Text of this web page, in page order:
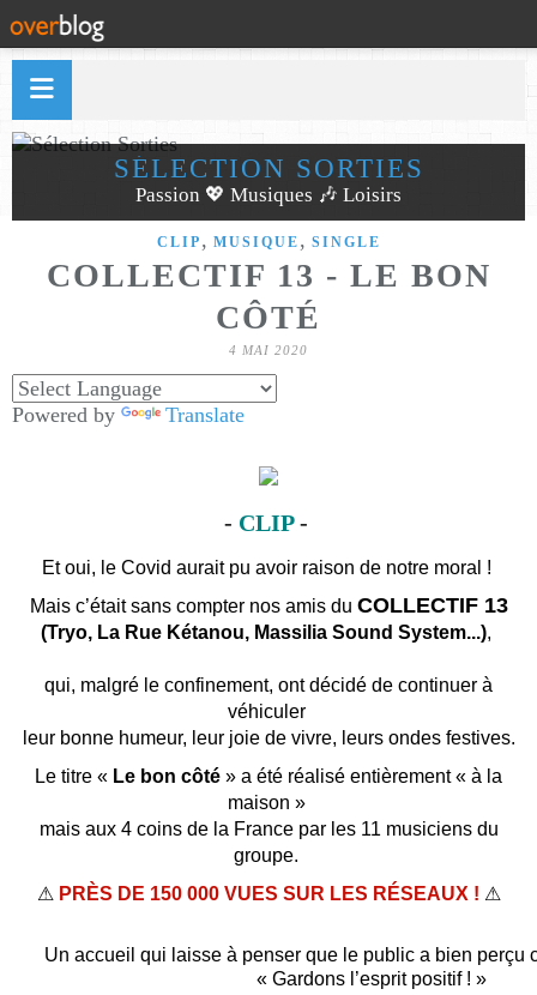
SÉLECTION SORTIES
Passion 💖 Musiques 🎶 Loisirs
CLIP , MUSIQUE , SINGLE
COLLECTIF 13 - LE BON
CÔTÉ
4 MAI 2020
Powered by Translate
- CLIP-
Et oui, le Covid aurait pu avoir raison de notre moral !
Mais c’était sans compter nos amis du COLLECTIF 13
(Tryo, La Rue Kétanou, Massilia Sound System...),
qui, malgré le confinement, ont décidé de continuer à
véhiculer
leur bonne humeur, leur joie de vivre, leurs ondes festives.
Le titre « Le bon côté » a été réalisé entièrement « à la
maison »
mais aux 4 coins de la France par les 11 musiciens du
groupe.
⚠ PRÈS DE 150 000 VUES SUR LES RÉSEAUX ! ⚠
Un accueil qui laisse à penser que le public a bien perçu
« Gardons l’esprit positif ! »